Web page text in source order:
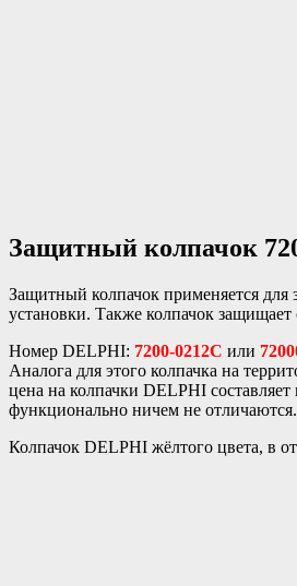
Защитный колпачок
Защитный колпачок применяется для
установки. Также колпачок
Номер DELPHI: 7200-0212C или
Аналога для этого колпачка на
цена на колпачки DELPHI
функционально ничем не отличаются.
Колпачок DELPHI жёлтого цвета, в